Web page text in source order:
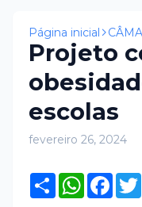
Página inicial
Projeto
escolas
fevereiro 26, 2024
S
h
W
h
F